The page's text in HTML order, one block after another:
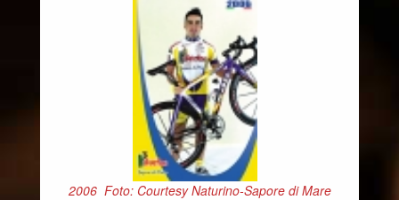
2006 Foto: Courtesy Naturino-Sapore di Mare